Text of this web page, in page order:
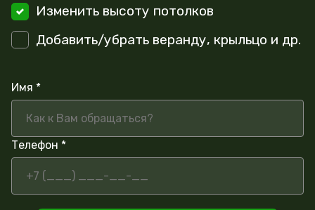
Изменить высоту потолков
Добавить/убрать веранду, крыльцо и др.
Имя *
Телефон *